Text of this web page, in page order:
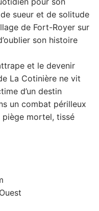
sueur et de solitude
de Fort-Royer sur
son histoire
et le devenir
La Cotinière ne vit
d’un destin
un combat périlleux
piège mortel, tissé